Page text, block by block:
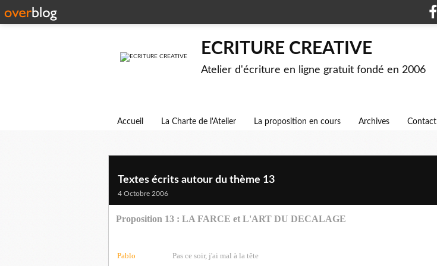
ECRITURE CREATIVE
Atelier d'écriture en ligne gratuit fondé en 2006
Accueil La Charte de l'Atelier La proposition en cours Archives Contact
Textes écrits autour du thème 13
4 Octobre 2006
Proposition 13 : LA FARCE et L'ART DU DECALAGE
Pablo
Pas ce soir, j'ai mal à la tête